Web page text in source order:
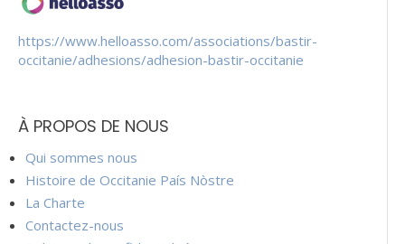
https://www.helloasso.com/associations/bastir-
occitanie/adhesions/adhesion-bastir-occitanie
À PROPOS DE NOUS
Qui sommes nous
Histoire de Occitanie País Nòstre
La Charte
Contactez-nous